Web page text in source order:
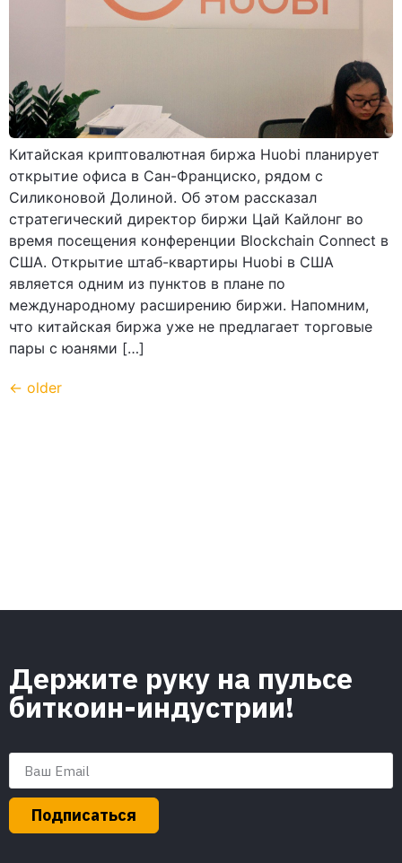
Китайская криптовалютная биржа Huobi планирует
открытие офиса в Сан-Франциско, рядом с
Силиконовой Долиной. Об этом рассказал
стратегический директор биржи Цай Кайлонг во
время посещения конференции Blockchain Connect в
США. Открытие штаб-квартиры Huobi в США
является одним из пунктов в плане по
международному расширению биржи. Напомним,
что китайская биржа уже не предлагает торговые
пары с юанями […]
← older
Держите руку на пульсе
биткоин-индустрии!
Подписаться